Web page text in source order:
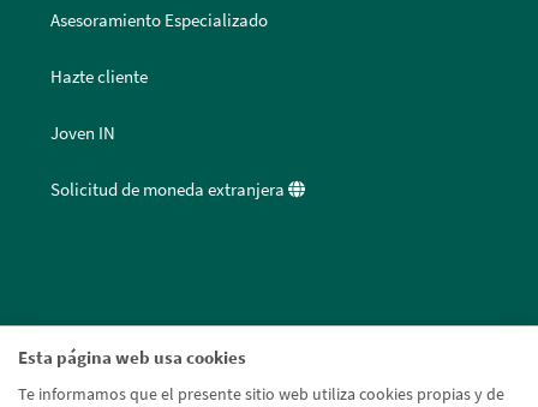
Esta página web usa cookies
Te informamos que el presente sitio web utiliza cookies propias y de
Asesoramiento Especializado
Hazte cliente
Joven IN
Solicitud de moneda extranjera